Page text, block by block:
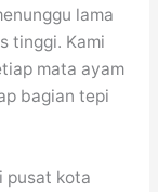
lama
tinggi. Kami
mata ayam
bagian tepi
pusat kota